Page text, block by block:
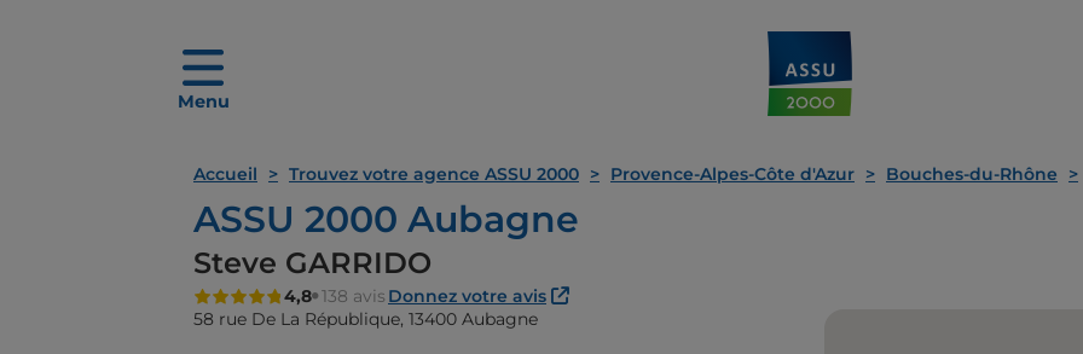
Menu
Accueil Trouvez votre agence ASSU 2000 Provence-Alpes-Côte d'Azur Bouches-du-Rhône
ASSU 2000 Aubagne
Steve GARRIDO
4,8 138 avis Donnez votre avis
58 rue De La République, 13400 Aubagne